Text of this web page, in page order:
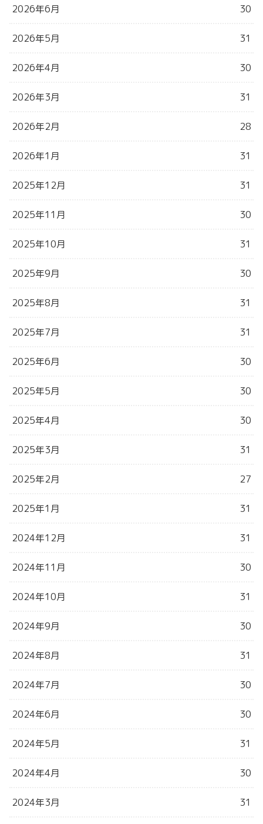
2026年6月 30
2026年5月 31
2026年4月 30
2026年3月 31
2026年2月 28
2026年1月 31
2025年12月 31
2025年11月 30
2025年10月 31
2025年9月 30
2025年8月 31
2025年7月 31
2025年6月 30
2025年5月 30
2025年4月 30
2025年3月 31
2025年2月 27
2025年1月 31
2024年12月 31
2024年11月 30
2024年10月 31
2024年9月 30
2024年8月 31
2024年7月 30
2024年6月 30
2024年5月 31
2024年4月 30
2024年3月 31